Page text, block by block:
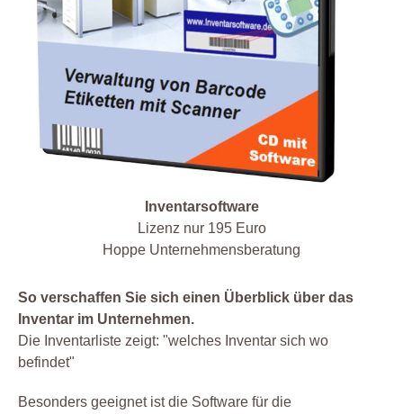
Inventarsoftware
Lizenz nur 195 Euro
Hoppe Unternehmensberatung
So verschaffen Sie sich einen Überblick über das
Inventar im Unternehmen.
Die Inventarliste zeigt: "welches Inventar sich wo
befindet"
Besonders geeignet ist die Software für die